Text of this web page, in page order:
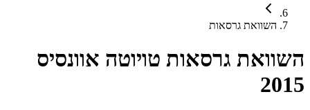
השוואת גרסאות
השוואת גרסאות טויוטה אוונסיס
2015